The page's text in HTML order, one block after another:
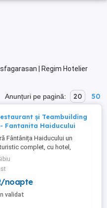
| Regim Hotelier
Anunțuri pe pagină: 20 50
și Teambuilding
Fantanita Haiducului
Fântânița Haiducului un
complet, cu hotel,
sală de conferințe și spații
sau teambuilding-
noastră, la marginea pădurii,
și Brașov. Confort și
tradițională Hotelul Fântânița
noapte
validat